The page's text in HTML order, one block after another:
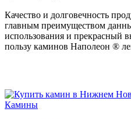
Качество и долговечность
главным преимуществом
использования и прекрасный
пользу каминов Наполеон ®
Камины